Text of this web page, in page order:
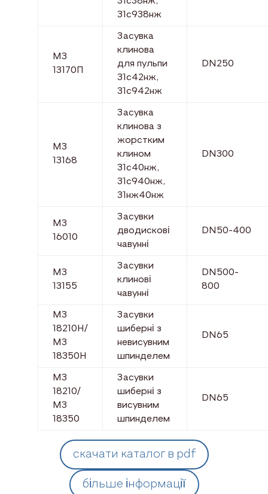
31с938нж
МЗ
13170П
Засувка
клинова
для пульпи
31с42нж,
31с942нж
DN250
МЗ
13168
Засувка
клинова з
жорстким
клином
31с40нж,
31с940нж,
31нж40нж
DN300
МЗ
16010
Засувки
дводискові
чавунні
DN50-400
МЗ
13155
Засувки
клинові
чавунні
DN500-
800
МЗ
18210Н/
МЗ
18350Н
Засувки
шиберні з
невисувним
шпинделем
DN65
МЗ
18210/
МЗ
18350
Засувки
шиберні з
висувним
шпинделем
DN65
скачати каталог в pdf
більше інформації